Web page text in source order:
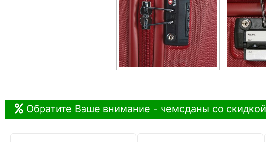
Обратите Ваше внимание - чемоданы со скидкой